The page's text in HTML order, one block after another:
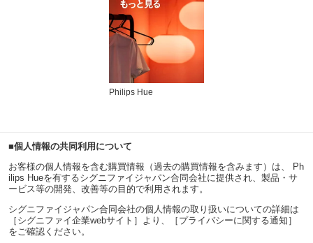
Philips Hue
■個人情報の共同利用について
お客様の個人情報を含む購買情報（過去の購買情報を含みます）は、 Ph
ilips Hueを有するシグニファイジャパン合同会社に提供され、製品・サ
ービス等の開発、改善等の目的で利用されます。
シグニファイジャパン合同会社の個人情報の取り扱いについての詳細は
［シグニファイ企業webサイト］より、［プライバシーに関する通知］
をご確認ください。